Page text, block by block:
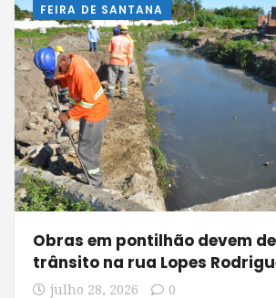
FEIRA DE SANTANA
Obras em pontilhão devem
trânsito na rua Lopes
julho 28, 2026 0